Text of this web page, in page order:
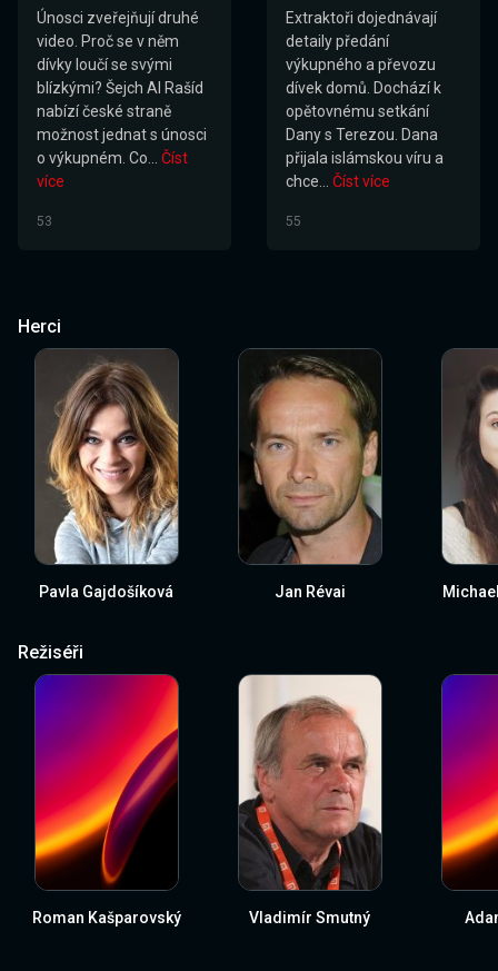
Únosci zveřejňují druhé
video. Proč se v něm
dívky loučí se svými
blízkými? Šejch Al Rašíd
nabízí české straně
možnost jednat s únosci
o výkupném. Co... Číst
více
53
Extraktoři dojednávají
detaily předání
výkupného a převozu
dívek domů. Dochází k
opětovnému setkání
Dany s Terezou. Dana
přijala islámskou víru a
chce... Číst více
55
Herci
Pavla Gajdošíková Jan Révai
Režiséři
Roman Kašparovský Vladimír Smutný